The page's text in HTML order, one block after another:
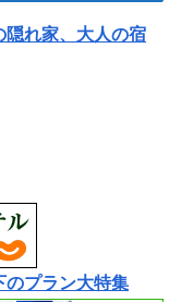
隠れ家、大人の宿
プラン大特集